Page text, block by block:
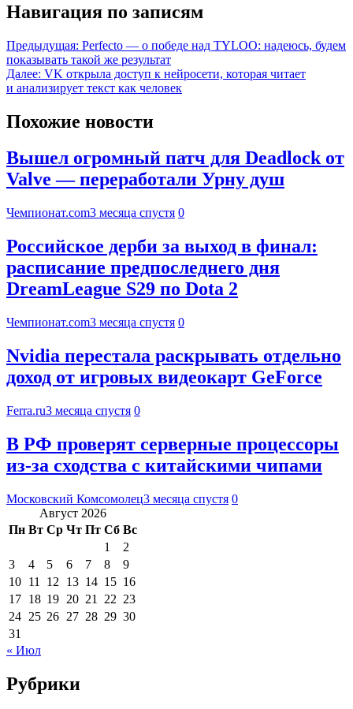
Навигация по записям
Предыдущая: Perfecto — о победе над TYLOO: надеюсь, будем
показывать такой же результат
Далее: VK открыла доступ к нейросети, которая читает
и анализирует текст как человек
Похожие новости
Вышел огромный патч для Deadlock от
Valve — переработали Урну душ
Чемпионат.com3 месяца спустя 0
Российское дерби за выход в финал:
расписание предпоследнего дня
DreamLeague S29 по Dota 2
Чемпионат.com3 месяца спустя 0
Nvidia перестала раскрывать отдельно
доход от игровых видеокарт GeForce
Ferra.ru3 месяца спустя 0
В РФ проверят серверные процессоры
из-за сходства с китайскими чипами
Московский Комсомолец3 месяца спустя 0
Август 2026
Пн Вт Ср Чт Пт Сб Вс
1
2
3
4 5 6 7 8
9
10 11 12 13 14 15 16
17 18 19 20 21 22 23
24 25 26 27 28 29 30
31
« Июл
Рубрики